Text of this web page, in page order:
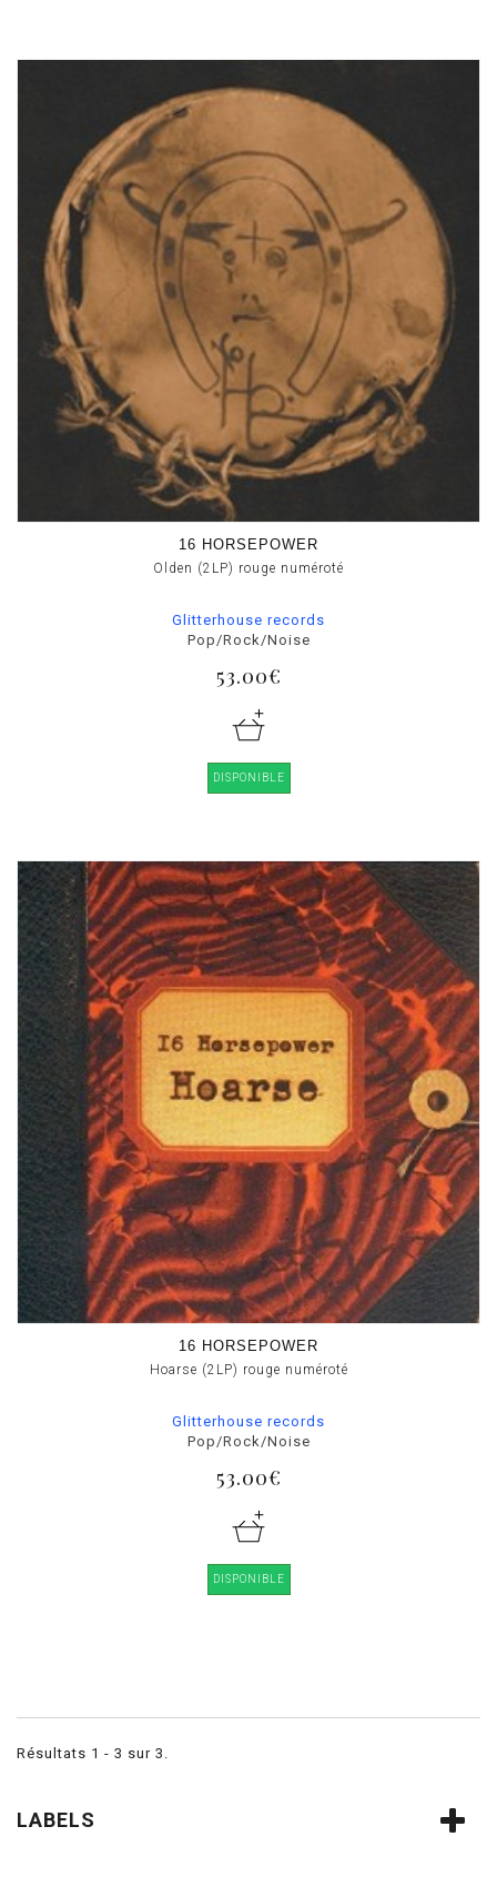
16 HORSEPOWER
Olden (2LP) rouge numéroté
Glitterhouse records
Pop/Rock/Noise
53.00€
DISPONIBLE
16 HORSEPOWER
Hoarse (2LP) rouge numéroté
Glitterhouse records
Pop/Rock/Noise
53.00€
DISPONIBLE
Résultats 1 - 3 sur 3.
LABELS